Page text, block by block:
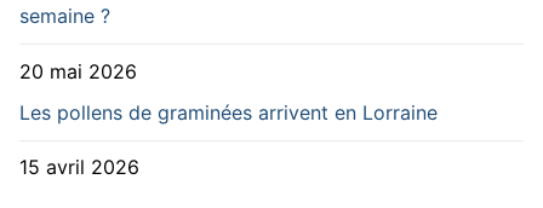
semaine ?
20 mai 2026
Les pollens de graminées arrivent en Lorraine
15 avril 2026